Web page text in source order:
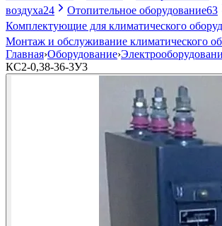
воздуха24 Отопительное оборудование63
Комплектующие для климатического
Монтаж и обслуживание климатического
Главная›Оборудование›
КС2-0,38-36-3У3